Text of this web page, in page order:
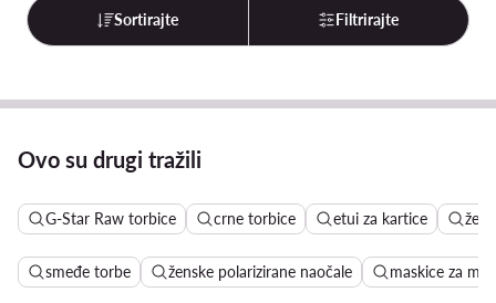
Sortirajte Filtrirajte
Ovo su drugi tražili
G-Star Raw torbice crne torbice etui za kartice
smeđe torbe ženske polarizirane naočale maskice za